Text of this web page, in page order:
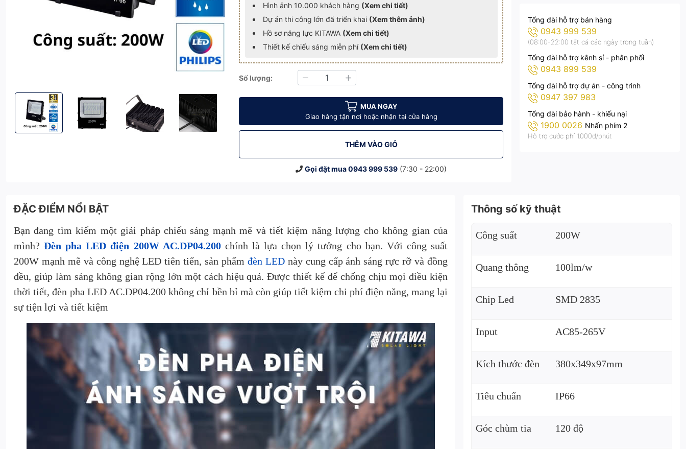
Đèn Pha LED Điện 200W KITAWA Chip LED SMD 2835 - AC.DP04.200
Đèn Pha LED Điện 200W KITAWA Chip LED SMD 2835 - AC.DP04.200
Đèn Pha LED Điện 200W KITAWA Chip LED SMD 2835 - AC.DP04.200
Đèn Pha LED Điện 200W KITAWA Chip LED SMD 2835 - AC.DP04.200
Đèn Pha LED Điện 200W KITAWA Chip LED SMD 2835 - AC.DP04.200
Đèn Pha LED Điện 200W KITAWA Chip LED SMD 2835 - AC.DP04.200
Đèn Pha LED Điện 200W KITAWA Chip LED SMD 2835 - AC.DP04.200
Đèn Pha LED Điện 200W KITAWA Chip LED SMD 2835 - AC.DP04.200
Đèn Pha LED Điện 200W KITAWA Chip LED SMD 2835 - AC.DP04.200
Đèn Pha LED Điện 200W KITAWA Chip LED SMD 2835 -
Hình ảnh 10.000 khách hàng (Xem chi tiết)
Dự án thi công lớn đã triển khai (Xem thêm ảnh)
Hồ sơ năng lực KITAWA (Xem chi tiết)
Thiết kế chiếu sáng miễn phí (Xem chi tiết)
Số lượng:
Giảm Tăng
MUA NGAY
Giao hàng tận nơi hoặc nhận tại cửa hàng
THÊM VÀO GIỎ
Gọi đặt mua0943 999 539 (7:30 - 22:00)
Tổng đài hỗ trợ bán hàng
0943 999 539
(08:00-22:00 tất cả các ngày trong tuần)
Tổng đài hỗ trợ kênh sỉ - phân phối
0943 899 539
Tổng đài hỗ trợ dự án - công trình
0947 397 983
Tổng đài bảo hành - khiếu nại
1900 0026 Nhấn phím 2
Hỗ trợ cước phí 1.000đ/phút
ĐẶC ĐIỂM NỔI BẬT
Bạn đang tìm kiếm một giải pháp chiếu sáng mạnh mẽ và tiết kiệm năng lượng cho không gian của
mình?Đèn pha LED điện 200W AC.DP04.200chính là lựa chọn lý tưởng cho bạn. Với công suất
200W mạnh mẽ và công nghệ LED tiên tiến, sản phẩm đèn LEDnày cung cấp ánh sáng rực rỡ và đồng
đều, giúp làm sáng không gian rộng lớn một cách hiệu quả. Được thiết kế để chống chịu mọi điều kiện
thời tiết, đèn pha LED AC.DP04.200 không chỉ bền bỉ mà còn giúp tiết kiệm chi phí điện năng, mang lại
sự tiện lợi và tiết kiệm
Thông số kỹ thuật
Công suất 200W
Quang thông 100lm/w
Chip Led SMD 2835
Input AC85-265V
Kích thước đèn 380x349x97mm
Tiêu chuẩn IP66
Góc chùm tia 120 độ